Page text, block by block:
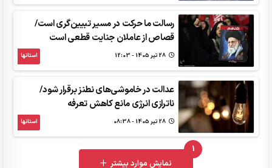
رسالت ما حرکت در مسیر تبیین‌گری است/
قصاص از عاملان جنایت قطعی است
استانها
عدالت در خاموشی‌های نطنز برقرار شود/
ناترازی انرژی مانع کاهش تعرفه
استانها
1
UNREAD MESSAGES
نمایش موارد بیشتر